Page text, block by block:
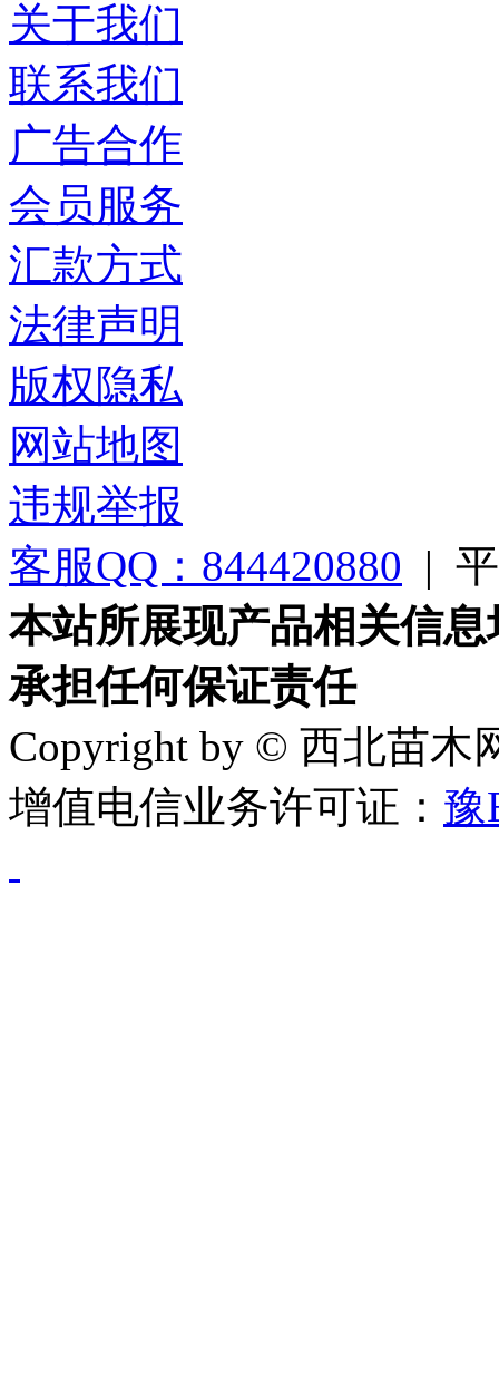
关于我们
联系我们
广告合作
会员服务
汇款方式
法律声明
版权隐私
网站地图
违规举报
客服QQ：844420880 |
本站所展现产品相关信
承担任何保证责任
Copyright by © 西北苗木
增值电信业务许可证： 豫